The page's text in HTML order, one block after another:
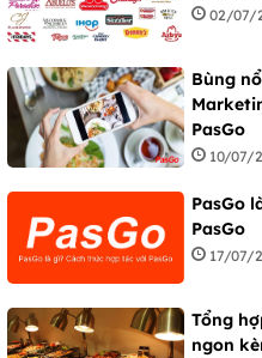
02/07/
Bùng
PasGo
10/07/
PasGo
PasGo
17/07/
Tổng
ngon